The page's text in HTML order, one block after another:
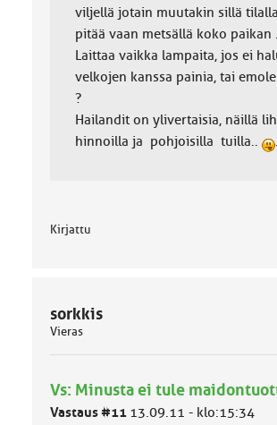
viljellä jotain muutakin sillä
pitää vaan metsällä koko paikan
Laittaa vaikka lampaita, jos ei
velkojen kanssa painia, tai
?
Hailandit on ylivertaisia, näillä
hinnoilla ja pohjoisilla tuilla..
.
Kirjattu
sorkkis
Vieras
Vs: Minusta ei tule
Vastaus #11 13.09.11 - klo:15:34